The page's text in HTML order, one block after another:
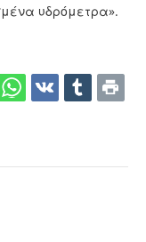
υδρόμετρα».